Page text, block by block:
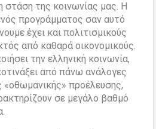
στάση της κοινωνίας μας. Η
προγράμματος σαν αυτό
έχει και πολιτισμικούς
από καθαρά οικονομικούς.
την ελληνική κοινωνία,
από πάνω ανάλογες
«οθωμανικής» προέλευσης,
σε μεγάλο βαθμό